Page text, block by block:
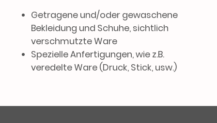
Getragene und/oder gewaschene
Bekleidung und Schuhe, sichtlich
verschmutzte Ware
Spezielle Anfertigungen, wie z.B.
veredelte Ware (Druck, Stick, usw.)